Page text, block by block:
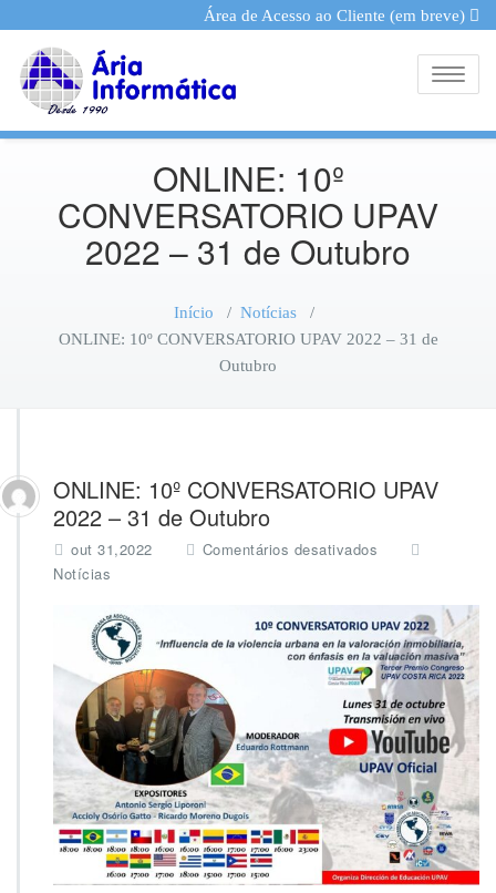
Área de Acesso ao Cliente (em breve)
ONLINE: 10º
CONVERSATORIO UPAV
2022 – 31 de Outubro
Início / Notícias/
ONLINE: 10º CONVERSATORIO UPAV 2022 – 31 de
Outubro
ONLINE: 10º CONVERSATORIO UPAV
2022 – 31 de Outubro
out 31,2022 Comentários desativados
L
I
N
E:
1
0
º
C
O
N
V
E
Notícias